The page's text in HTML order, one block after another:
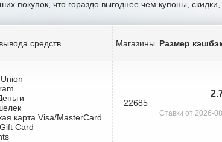
покупок, что гораздо выгоднее чем купоны,
средств Магазины Размер
карта Visa/MasterCard
Card
22685
Ставки от 2026-